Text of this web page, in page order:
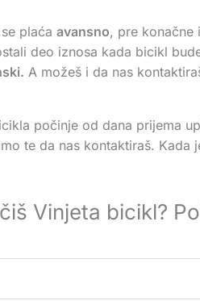
plaća avansno, pre konačne
deo iznosa kada bicikl
A možeš i da nas
počinje od dana prijema
te da nas kontaktiraš. Kada
Vinjeta bicikl?